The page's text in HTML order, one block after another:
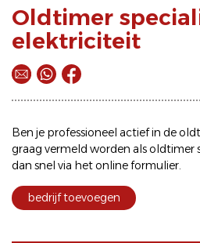
Oldtimer
elektriciteit
Ben je professioneel actief in de
graag vermeld worden als oldtimer
dan snel via hetonline formulier.
bedrijf toevoegen